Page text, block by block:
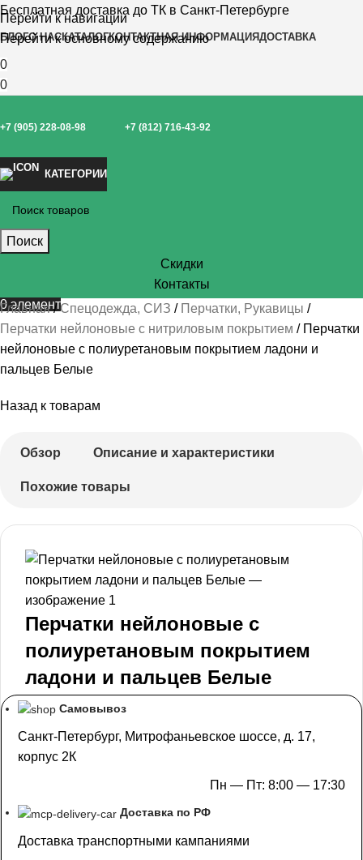
Перейти к навигации
Перейти к основному содержанию
Бесплатная доставка до ТК в Санкт-Петербурге
БЛОГО НАСКАТАЛОГКОНТАКТНАЯ ИНФОРМАЦИЯДОСТАВКА
0
0
+7 (905) 228-08-98 +7 (812) 716-43-92
КАТЕГОРИИ
Поиск
Скидки
Контакты
0элемент
Главная Спецодежда, СИЗ
Перчатки, Рукавицы
Перчатки нейлоновые с нитриловым покрытием
Перчатки
нейлоновые с полиуретановым покрытием ладони и
пальцев Белые
Назад к товарам
Обзор Описание и характеристики
Похожие товары
Перчатки нейлоновые с
полиуретановым покрытием
ладони и пальцев Белые
Самовывоз
Санкт-Петербург, Митрофаньевское шоссе, д. 17,
корпус 2К
Пн — Пт: 8:00 — 17:30
Доставка по РФ
Доставка транспортными кампаниями